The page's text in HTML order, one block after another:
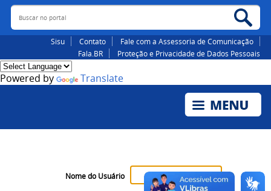
Buscar no portal
Sisu Contato
Fale com a Assessoria de Comunicação
Fala.BR
Proteção e Privacidade de Dados Pessoais
Powered by Translate
Nome do Usuário